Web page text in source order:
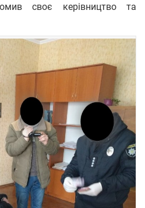
своє керівництво та